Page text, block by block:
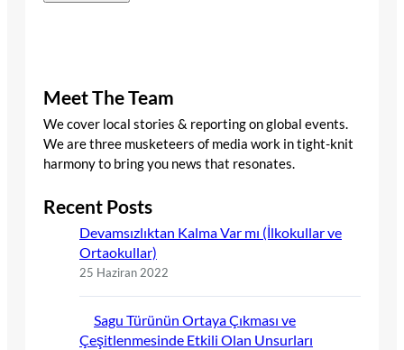
Meet The Team
We cover local stories & reporting on global events.
We are three musketeers of media work in tight-knit
harmony to bring you news that resonates.
Recent Posts
Devamsızlıktan Kalma Var mı (İlkokullar ve
Ortaokullar)
25 Haziran 2022
Sagu Türünün Ortaya Çıkması ve
Çeşitlenmesinde Etkili Olan Unsurları